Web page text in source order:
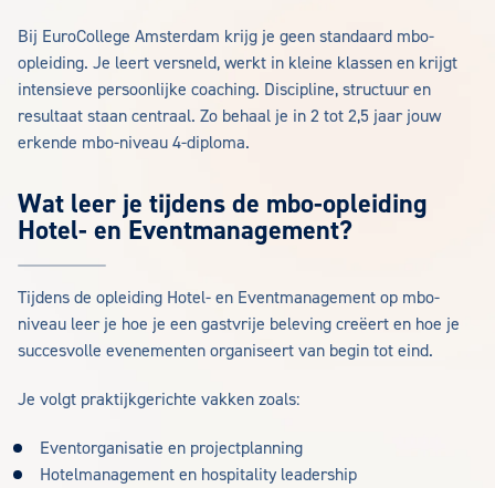
Bij EuroCollege Amsterdam krijg je geen standaard mbo-
opleiding. Je leert versneld, werkt in kleine klassen en krijgt
intensieve persoonlijke coaching. Discipline, structuur en
resultaat staan centraal. Zo behaal je in 2 tot 2,5 jaar jouw
erkende mbo-niveau 4-diploma.
Wat leer je tijdens de mbo-opleiding
Hotel- en Eventmanagement?
Tijdens de opleiding Hotel- en Eventmanagement op mbo-
niveau leer je hoe je een gastvrije beleving creëert en hoe je
succesvolle evenementen organiseert van begin tot eind.
Je volgt praktijkgerichte vakken zoals:
Eventorganisatie en projectplanning
Hotelmanagement en hospitality leadership